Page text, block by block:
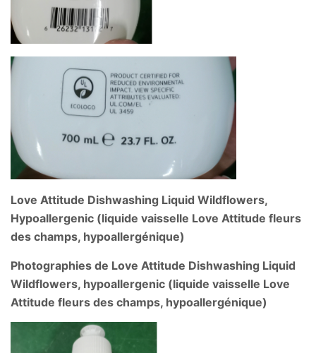
Love Attitude Dishwashing Liquid Wildflowers,
Hypoallergenic (liquide vaisselle Love Attitude fleurs
des champs, hypoallergénique)
Photographies de Love Attitude Dishwashing Liquid
Wildflowers, hypoallergenic (liquide vaisselle Love
Attitude fleurs des champs, hypoallergénique)